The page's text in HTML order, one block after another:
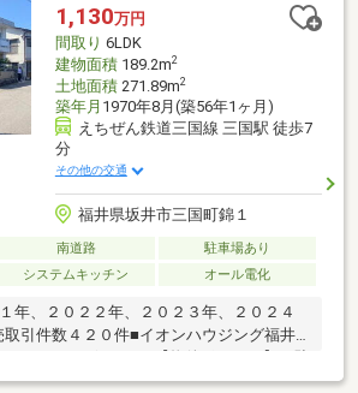
1,130万円
間取り 6LDK
建物面積189.2m2
土地面積271.89m2
築年月 1970年8月(築56年1ヶ月)
えちぜん鉄道三国線 三国駅 徒歩7
分
その他の交通
福井県坂井市三国町錦１
南道路
駐車場あり
システムキッチン オール電化
年、２０２２年、２０２３年、２０２４
引件数４２０件■イオンハウジング福井
６畳以上収納付き♪・中庭と縁側でゆった